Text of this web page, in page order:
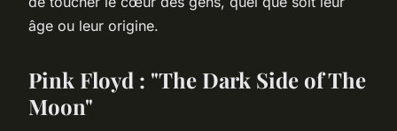
âge ou leur origine.
Pink Floyd : "The Dark Side of The
Moon"